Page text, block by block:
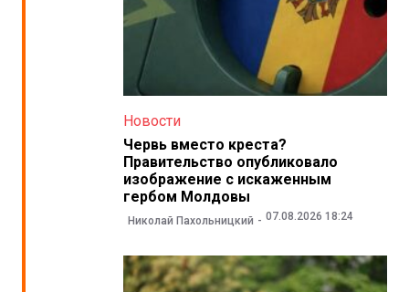
Новости
Червь вместо креста?
Правительство опубликовало
изображение с искаженным
гербом Молдовы
Николай Пахольницкий 07.08.2026 18:24